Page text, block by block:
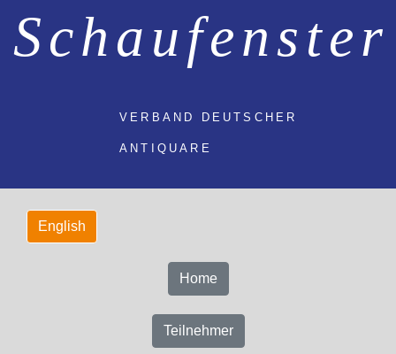
Schaufenster
VERBAND DEUTSCHER
ANTIQUARE
Home
Teilnehmer